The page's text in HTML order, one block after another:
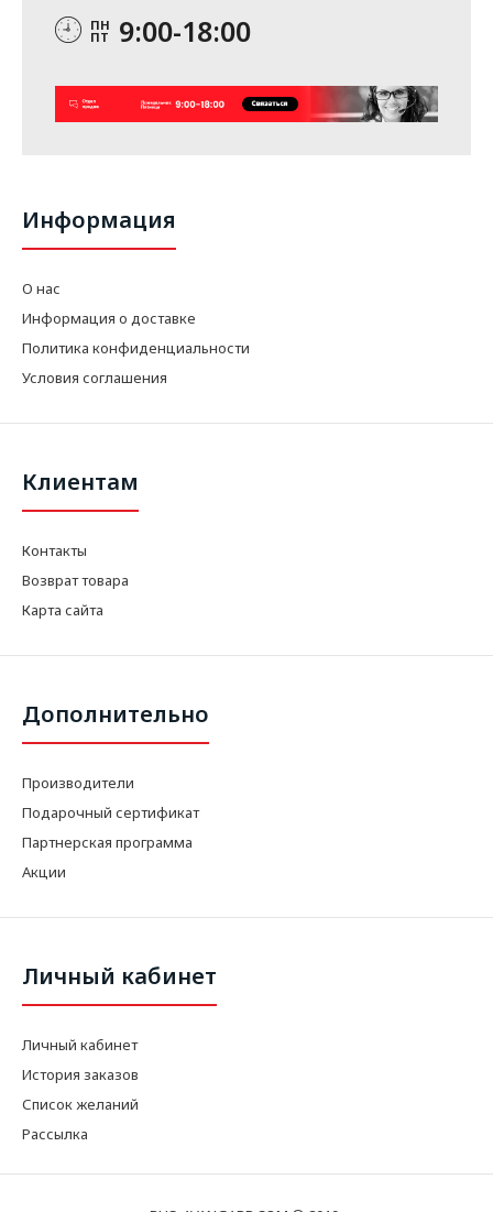
ПН
ПТ 9:00-18:00
Информация
О нас
Информация о доставке
Политика конфиденциальности
Условия соглашения
Клиентам
Контакты
Возврат товара
Карта сайта
Дополнительно
Производители
Подарочный сертификат
Партнерская программа
Акции
Личный кабинет
Личный кабинет
История заказов
Список желаний
Рассылка